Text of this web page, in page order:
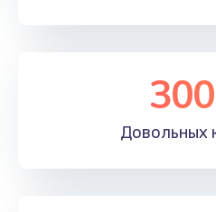
Довольных